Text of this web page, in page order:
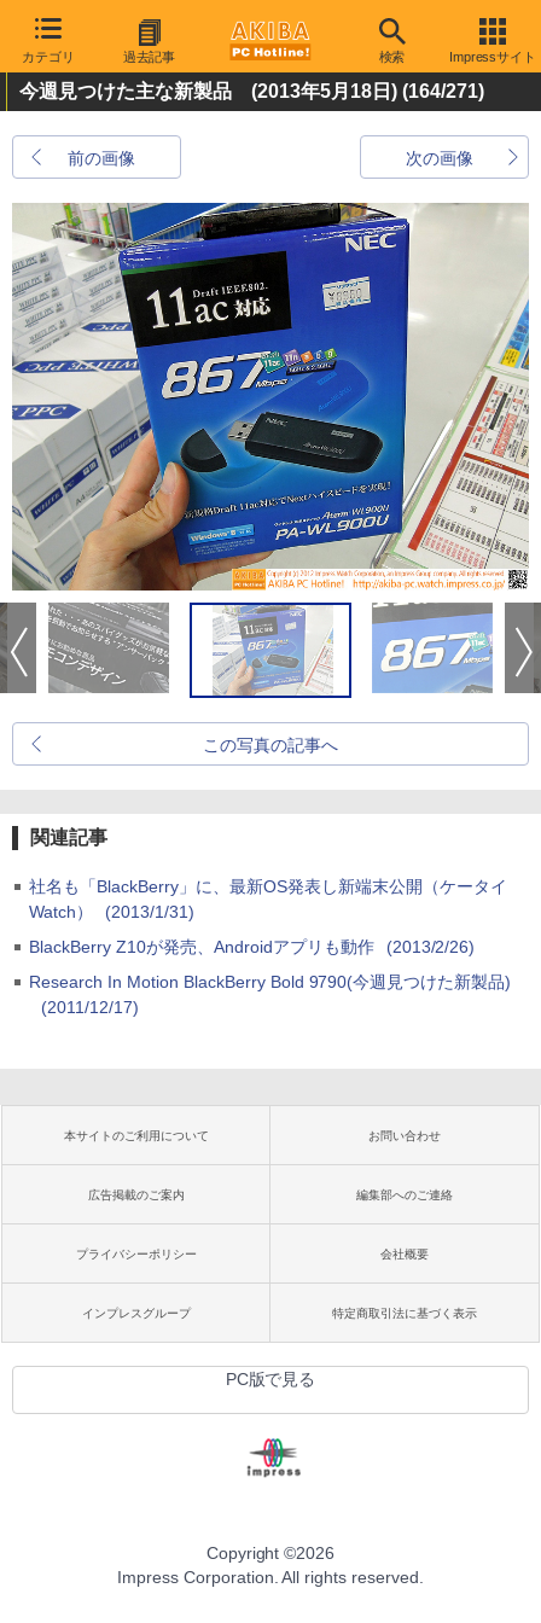
カテゴリ 過去記事 検索 Impressサイト
今週見つけた主な新製品 (2013年5月18日) (164/271)
前の画像 次の画像
この写真の記事へ
関連記事
社名も「BlackBerry」に、最新OS発表し新端末公開（ケータイ
Watch）
(2013/1/31)
BlackBerry Z10が発売、Androidアプリも動作
(2013/2/26)
Research In Motion BlackBerry Bold 9790(今週見つけた新製品)
(2011/12/17)
本サイトのご利用について お問い合わせ
広告掲載のご案内 編集部へのご連絡
プライバシーポリシー 会社概要
インプレスグループ 特定商取引法に基づく表示
PC版で見る
Copyright ©2026
Impress Corporation. All rights reserved.